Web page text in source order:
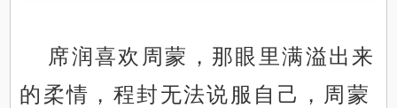
席润喜欢周蒙，那眼里满溢出来
的柔情，程封无法说服自己，周蒙